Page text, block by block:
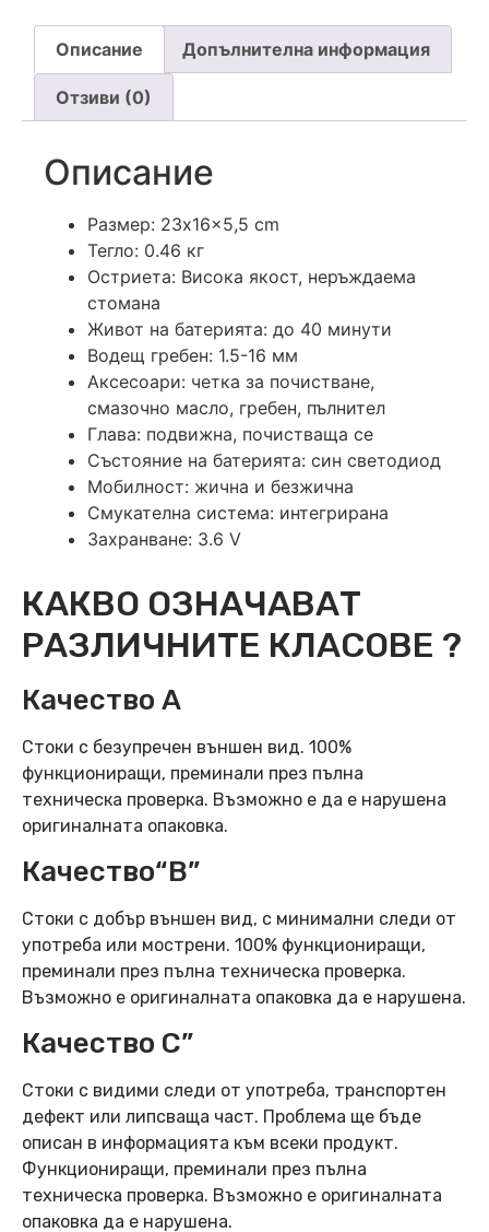
Описание Допълнителна информация
Отзиви (0)
Описание
Размер: 23x16x5,5 cm
Тегло: 0.46 кг
Остриета: Висока якост, неръждаема
стомана
Живот на батерията: до 40 минути
Водещ гребен: 1.5-16 мм
Аксесоари: четка за почистване,
смазочно масло, гребен, пълнител
Глава: подвижна, почистваща се
Състояние на батерията: син светодиод
Мобилност: жична и безжична
Смукателна система: интегрирана
Захранване: 3.6 V
КАКВО ОЗНАЧАВАТ
РАЗЛИЧНИТЕ КЛАСОВЕ ?
Качество А
Стоки с безупречен външен вид. 100%
функциониращи, преминали през пълна
техническа проверка. Възможно е да е нарушена
оригиналната опаковка.
Качество“B”
Стоки с добър външен вид, с минимални следи от
употреба или мострени. 100% функциониращи,
преминали през пълна техническа проверка.
Възможно е оригиналната опаковка да е нарушена.
Качество C”
Стоки с видими следи от употреба, транспортен
дефект или липсваща част. Проблема ще бъде
описан в информацията към всеки продукт.
Функциониращи, преминали през пълна
техническа проверка. Възможно е оригиналната
опаковка да е нарушена.